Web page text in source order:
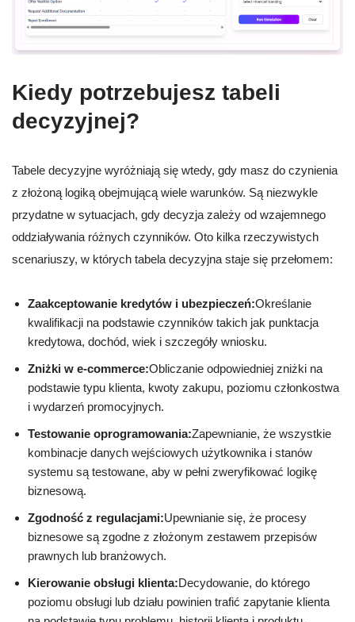
Kiedy potrzebujesz tabeli
decyzyjnej?
Tabele decyzyjne wyróżniają się wtedy, gdy masz do czynienia
z złożoną logiką obejmującą wiele warunków. Są niezwykle
przydatne w sytuacjach, gdy decyzja zależy od wzajemnego
oddziaływania różnych czynników. Oto kilka rzeczywistych
scenariuszy, w których tabela decyzyjna staje się przełomem:
Zaakceptowanie kredytów i ubezpieczeń:Określanie
kwalifikacji na podstawie czynników takich jak punktacja
kredytowa, dochód, wiek i szczegóły wniosku.
Zniżki w e-commerce:Obliczanie odpowiedniej zniżki na
podstawie typu klienta, kwoty zakupu, poziomu członkostwa
i wydarzeń promocyjnych.
Testowanie oprogramowania:Zapewnianie, że wszystkie
kombinacje danych wejściowych użytkownika i stanów
systemu są testowane, aby w pełni zweryfikować logikę
biznesową.
Zgodność z regulacjami:Upewnianie się, że procesy
biznesowe są zgodne z złożonym zestawem przepisów
prawnych lub branżowych.
Kierowanie obsługi klienta:Decydowanie, do którego
poziomu obsługi lub działu powinien trafić zapytanie klienta